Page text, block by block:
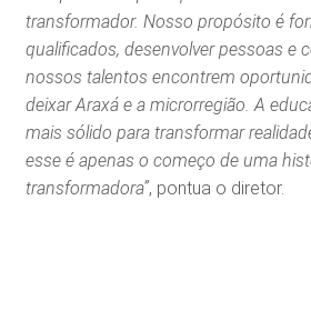
transformador. Nosso propósito é
qualificados, desenvolver pessoas e
nossos talentos encontrem
deixar Araxá e a microrregião. A
mais sólido para transformar
esse é apenas o começo de uma
transformadora”, pontua o diretor.